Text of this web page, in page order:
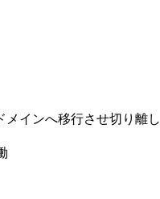
メインへ移行させ切り離し